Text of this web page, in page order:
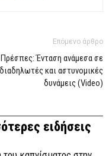
Επόμενο άρθρο
Πρέσπες: Ένταση ανάμεσα σε
διαδηλωτές και αστυνομικές
δυνάμεις (Video)
ειδήσεις